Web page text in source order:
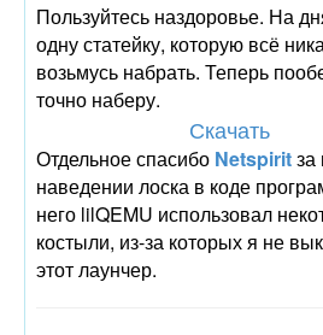
Пользуйтесь наздоровье. На
одну статейку, которую всё
возьмусь набрать. Теперь
точно наберу.
Скачать
Отдельное спасибо Netspirit
наведении лоска в коде
него lilQEMU использовал
костыли, из-за которых я не
этот лаунчер.